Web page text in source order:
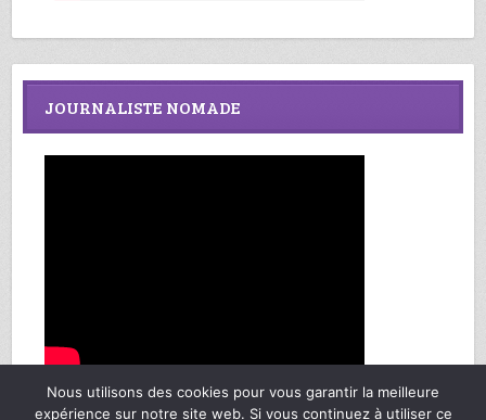
JOURNALISTE NOMADE
Nous utilisons des cookies pour vous garantir la meilleure
expérience sur notre site web. Si vous continuez à utiliser ce